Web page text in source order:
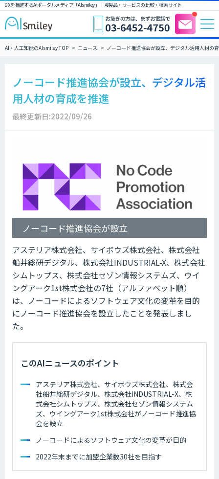
DXを推進するAIポータルメディア「AIsmiley」｜ AI製品・サービスの比較・検索サイト
AI・人工知能のAIsmiley TOP ニュース ノーコード推進協会が設立、デジタル活用人材の
ノーコード推進協会が設立、デジタル活
用人材の育成を推進
最終更新日:2022/09/26
ノーコード推進協会が設立
アステリア株式会社、サイボウズ株式会社、株式会社
船井総研デジタル、株式会社INDUSTRIAL-X、株式会社
シムトップス、株式会社セゾン情報システムズ、ウイ
ングアーク1st株式会社の7社（アルファベット順）
は、ノーコードによるソフトウェア文化の変革を目的
にノーコード推進協会を設立したことを発表しまし
た。
このAIニュースのポイント
アステリア株式会社、サイボウズ株式会社、株式会
社船井総研デジタル、株式会社INDUSTRIAL-X、株
式会社シムトップス、株式会社セゾン情報システム
ズ、ウイングアーク1st株式会社がノーコード推進協
会を設立
ノーコードによるソフトウェア文化の変革が目的
2022年末までに加盟企業数30社を目指す